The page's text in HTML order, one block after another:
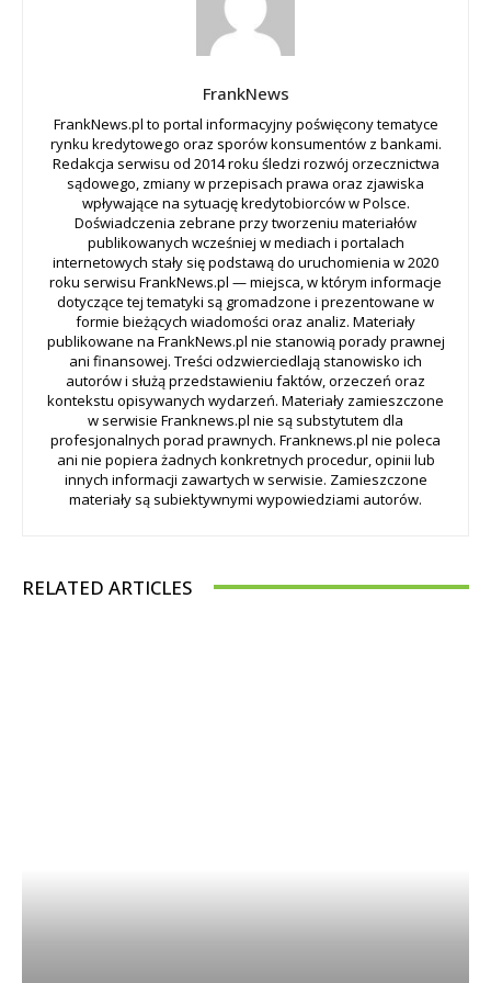
FrankNews
FrankNews.pl to portal informacyjny poświęcony tematyce
rynku kredytowego oraz sporów konsumentów z bankami.
Redakcja serwisu od 2014 roku śledzi rozwój orzecznictwa
sądowego, zmiany w przepisach prawa oraz zjawiska
wpływające na sytuację kredytobiorców w Polsce.
Doświadczenia zebrane przy tworzeniu materiałów
publikowanych wcześniej w mediach i portalach
internetowych stały się podstawą do uruchomienia w 2020
roku serwisu FrankNews.pl — miejsca, w którym informacje
dotyczące tej tematyki są gromadzone i prezentowane w
formie bieżących wiadomości oraz analiz. Materiały
publikowane na FrankNews.pl nie stanowią porady prawnej
ani finansowej. Treści odzwierciedlają stanowisko ich
autorów i służą przedstawieniu faktów, orzeczeń oraz
kontekstu opisywanych wydarzeń. Materiały zamieszczone
w serwisie Franknews.pl nie są substytutem dla
profesjonalnych porad prawnych. Franknews.pl nie poleca
ani nie popiera żadnych konkretnych procedur, opinii lub
innych informacji zawartych w serwisie. Zamieszczone
materiały są subiektywnymi wypowiedziami autorów.
RELATED ARTICLES